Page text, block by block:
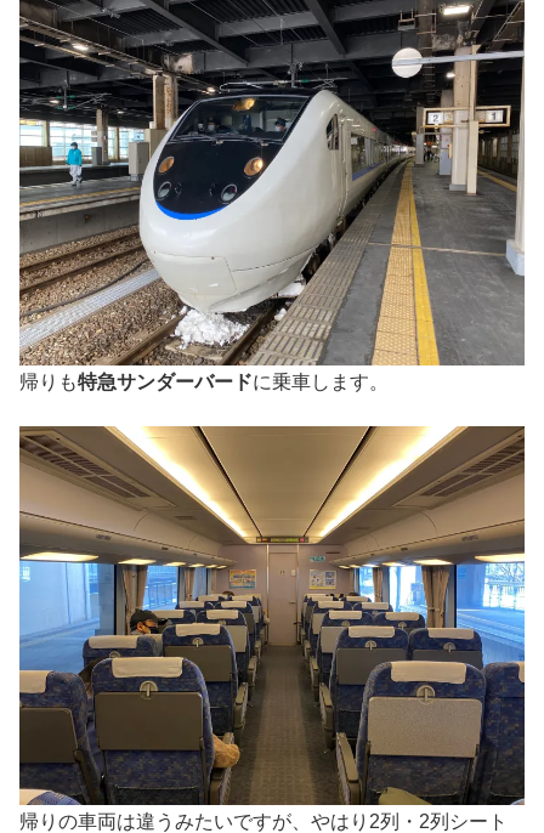
帰りも特急サンダーバードに乗車します。
帰りの車両は違うみたいですが、やはり2列・2列シート